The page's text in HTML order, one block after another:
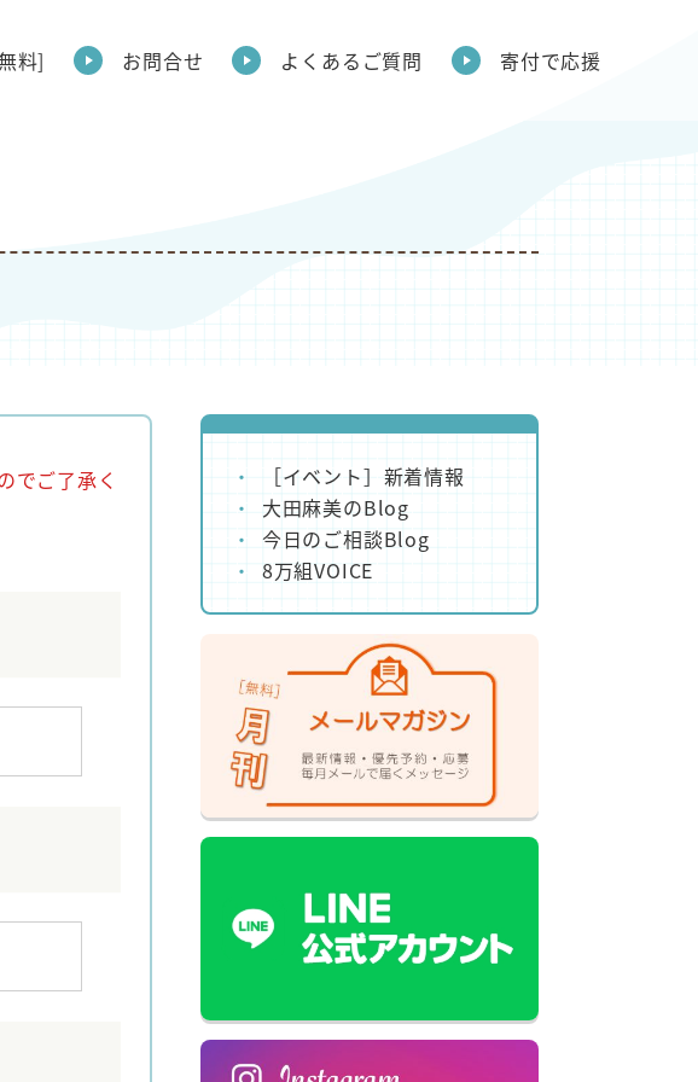
料] お問合せ よくあるご質問 寄付で応援
でご了承く
［イベント］新着情報
大田麻美のBlog
今日のご相談Blog
8万組VOICE